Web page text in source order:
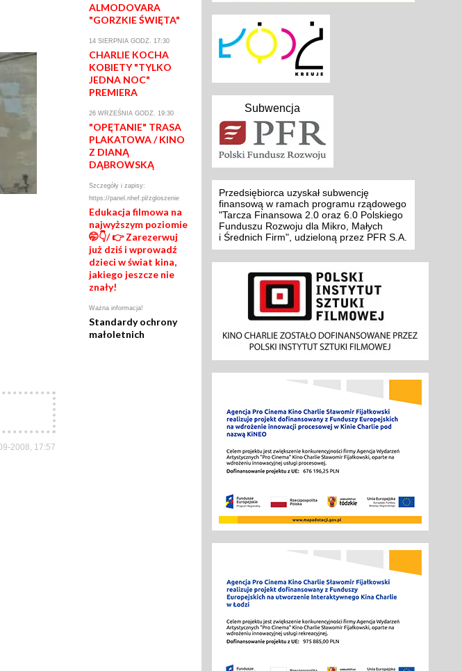
2008, 17:57
ALMODOVARA
"GORZKIE ŚWIĘTA"
14 SIERPNIA GODZ. 17:30
CHARLIE KOCHA
KOBIETY "TYLKO
JEDNA NOC"
PREMIERA
26 WRZEŚNIA GODZ. 19:30
"OPĘTANIE" TRASA
PLAKATOWA / KINO
Z DIANĄ
DĄBROWSKĄ
Szczegóły i zapisy:
https://panel.nhef.pl/zgloszenie
Edukacja filmowa na
najwyższym poziomie
🤭👇/ 👉 Zarezerwuj
już dziś i wprowadź
dzieci w świat kina,
jakiego jeszcze nie
znały!
Ważna informacja!
Standardy ochrony
małoletnich
Subwencja
Przedsiębiorca uzyskał subwencję
finansową w ramach programu rządowego
"Tarcza Finansowa 2.0 oraz 6.0 Polskiego
Funduszu Rozwoju dla Mikro, Małych
i Średnich Firm", udzieloną przez PFR S.A.